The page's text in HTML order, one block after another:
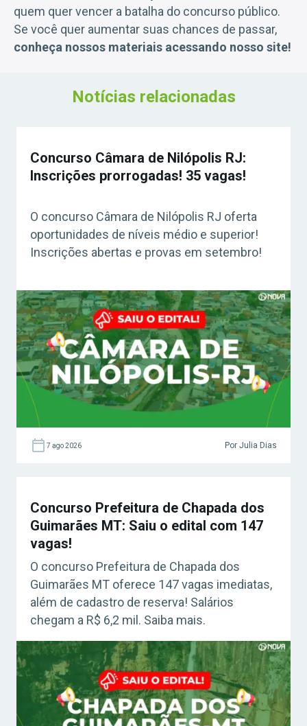
quem quer vencer a batalha do concurso público.
Se você quer aumentar suas chances de passar,
conheça nossos materiais acessando nosso site!
Notícias relacionadas
Concurso Câmara de Nilópolis RJ:
Inscrições prorrogadas! 35 vagas!
O concurso Câmara de Nilópolis RJ oferta
oportunidades de níveis médio e superior!
Inscrições abertas e provas em setembro!
7 ago 2026 Por Julia Dias
Concurso Prefeitura de Chapada dos
Guimarães MT: Saiu o edital com 147
vagas!
O concurso Prefeitura de Chapada dos
Guimarães MT oferece 147 vagas imediatas,
além de cadastro de reserva! Salários
chegam a R$ 6,2 mil. Saiba mais.